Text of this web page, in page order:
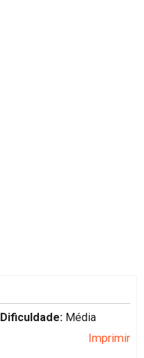
Dificuldade: Média
Imprimir